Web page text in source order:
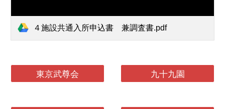
４施設共通入所申込書 兼調査書.pdf
東京武尊会 九十九園